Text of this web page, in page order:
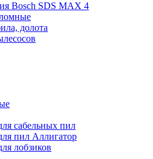
Bosch SDS MAX 4
долота
сабельных пил
пил Аллигатор
лобзиков